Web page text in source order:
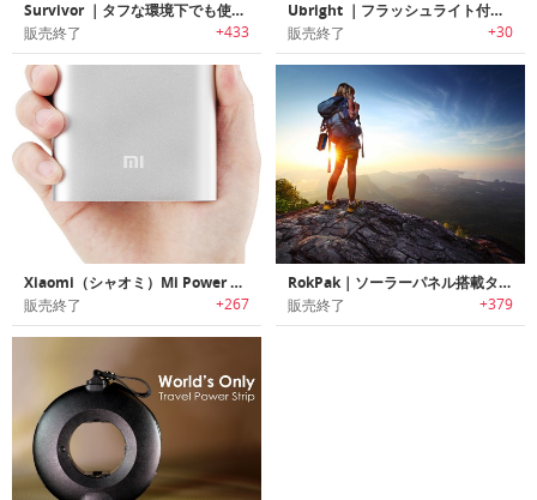
Survivor ｜タフな環境下でも使用可能なポータブルチャージャー「サバイバー」
販売終了 +433
Ubright ｜フラッシュライト付き5000mAhポータブルチャージャー 「ユーブライト」
販売終了 +30
Xiaomi（シャオミ）Mi Power Bank｜10400mAhの大容量モバイルバッテリー「ミ・パワーバンク」
販売終了 +267
RokPak｜ソーラーパネル搭載タフバッテリーケース「ロックパック」
販売終了 +379